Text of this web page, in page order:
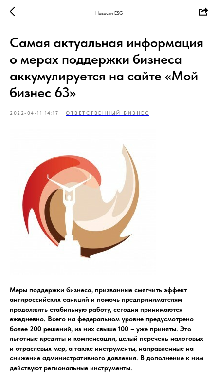
Новости ESG
Самая актуальная информация
о мерах поддержки бизнеса
аккумулируется на сайте «Мой
бизнес 63»
2022-04-11 14:17 ОТВЕТСТВЕННЫЙ БИЗНЕС
Меры поддержки бизнеса, призванные смягчить эффект
антироссийских санкций и помочь предпринимателям
продолжить стабильную работу, сегодня принимаются
ежедневно. Всего на федеральном уровне предусмотрено
более 200 решений, из них свыше 100 – уже приняты. Это
льготные кредиты и компенсации, целый перечень налоговых
и отраслевых мер, а также инструменты, направленные на
снижение административного давления. В дополнение к ним
действуют региональные инструменты.